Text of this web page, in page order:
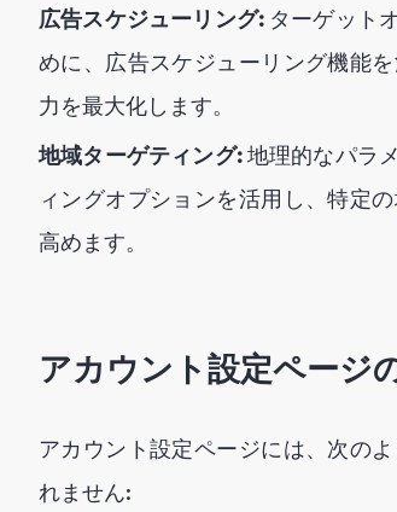
広告スケジューリング:ターゲット
めに、広告スケジューリング機能
力を最大化します。
地域ターゲティング:地理的なパラ
ィングオプションを活用し、特定
高めます。
アカウント設定ページ
アカウント設定ページには、次の
れません: